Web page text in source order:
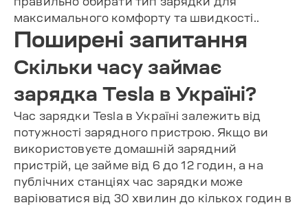
максимального комфорту та швидкості..
Поширені запитання
Скільки часу займає
зарядка Tesla в Україні?
Час зарядки Tesla в Україні залежить від
потужності зарядного пристрою. Якщо ви
використовуєте домашній зарядний
пристрій, це займе від 6 до 12 годин, а на
публічних станціях час зарядки може
варіюватися від 30 хвилин до кількох годин в